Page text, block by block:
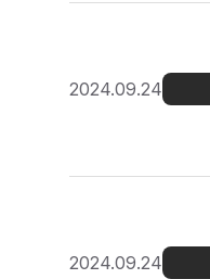
2024.09.24
2024.09.24